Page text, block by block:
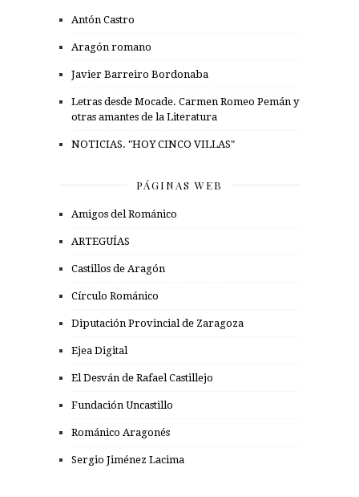
Antón Castro
Aragón romano
Javier Barreiro Bordonaba
Letras desde Mocade. Carmen Romeo Pemán y
otras amantes de la Literatura
NOTICIAS. "HOY CINCO VILLAS"
PÁGINAS WEB
Amigos del Románico
ARTEGUÍAS
Castillos de Aragón
Círculo Románico
Diputación Provincial de Zaragoza
Ejea Digital
El Desván de Rafael Castillejo
Fundación Uncastillo
Románico Aragonés
Sergio Jiménez Lacima